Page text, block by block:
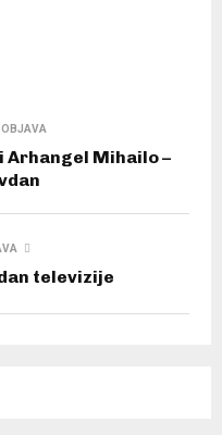
OBJAVA
Arhangel Mihailo –
televizije